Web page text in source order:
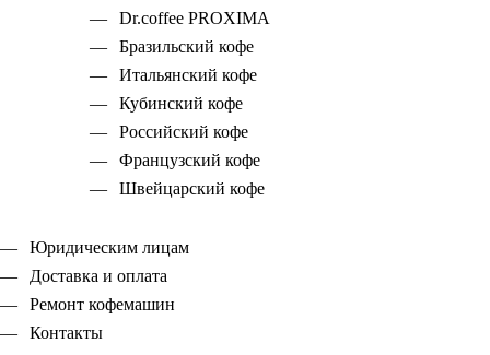
Dr.coffee PROXIMA
Бразильский кофе
Итальянский кофе
Кубинский кофе
Российский кофе
Французский кофе
Швейцарский кофе
Юридическим лицам
Доставка и оплата
Ремонт кофемашин
Контакты